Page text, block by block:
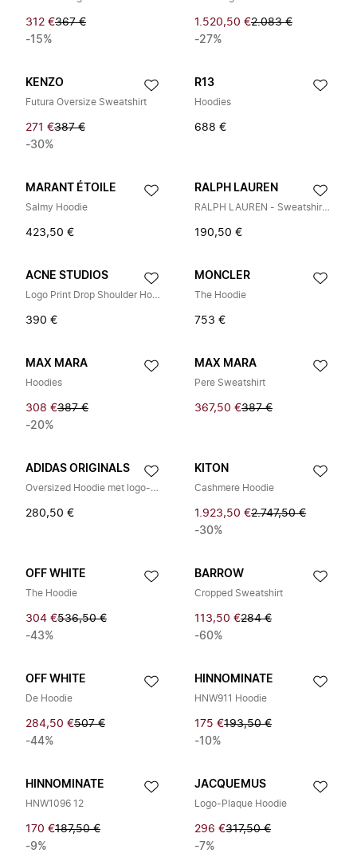
312 €367 €
-15%
1.520,50 €2.083 €
-27%
KENZO
Futura Oversize Sweatshirt
271 €387 €
-30%
R13
Hoodies
688 €
MARANT ÉTOILE
Salmy Hoodie
423,50 €
RALPH LAUREN
RALPH LAUREN - Sweatshirts Hoodies gt; Hoodies
190,50 €
ACNE STUDIOS
Logo Print Drop Shoulder Hoodie
390 €
MONCLER
The Hoodie
753 €
MAX MARA
Hoodies
308 €387 €
-20%
MAX MARA
Pere Sweatshirt
367,50 €387 €
ADIDAS ORIGINALS
Oversized Hoodie met logo-embossing
280,50 €
KITON
Cashmere Hoodie
1.923,50 €2.747,50 €
-30%
OFF WHITE
The Hoodie
304 €536,50 €
-43%
BARROW
Cropped Sweatshirt
113,50 €284 €
-60%
OFF WHITE
De Hoodie
284,50 €507 €
-44%
HINNOMINATE
HNW911 Hoodie
175 €193,50 €
-10%
HINNOMINATE
HNW1096 12
170 €187,50 €
-9%
JACQUEMUS
Logo-Plaque Hoodie
296 €317,50 €
-7%